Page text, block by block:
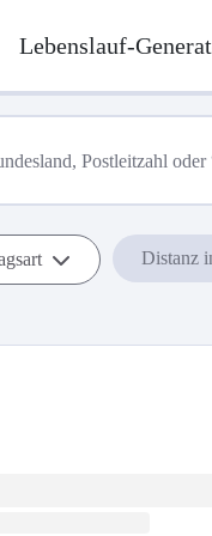
Lebenslauf-
Distanz